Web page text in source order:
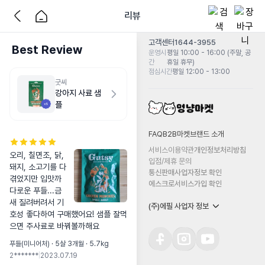
리뷰
Best Review
굿씨
강아지 사료 샘
플
오리, 칠면조, 닭,
돼지, 소고기를 다
겪었지만 입맛까
다로운 푸들...금
새 질려버려서 기
호성 좋다하여 구매했어요! 샘플 잘먹
으면 주사료로 바꿔볼까해요
푸들(미니어처) · 5살 3개월 · 5.7kg
2******* 2023.07.19
고객센터1644-3955
운영시
간
평일 10:00 - 16:00 (주말, 공
휴일 휴무)
점심시간평일 12:00 - 13:00
FAQB2B마켓 브랜드 소개
서비스이용약관개인정보처리방침
입점/제휴 문의
통신판매사업자정보 확인
에스크로서비스가입 확인
(주)에필 사업자 정보